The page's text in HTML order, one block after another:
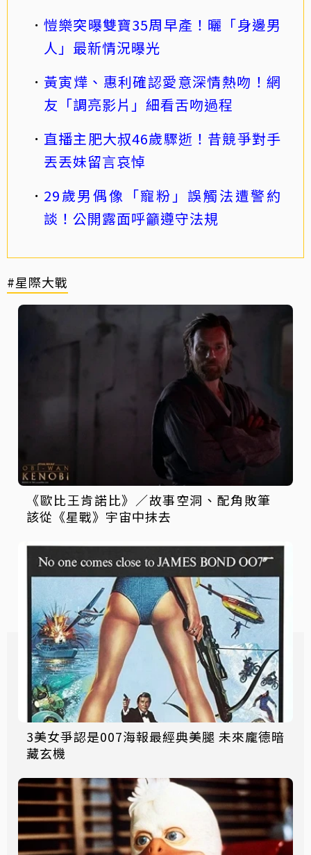
愷樂突曝雙寶35周早產！曬「身邊男
人」最新情況曝光
黃寅燁、惠利確認愛意深情熱吻！網
友「調亮影片」細看舌吻過程
直播主肥大叔46歲驟逝！昔競爭對手
丟丟妹留言哀悼
29歲男偶像「寵粉」誤觸法遭警約
談！公開露面呼籲遵守法規
#星際大戰
《歐比王肯諾比》／故事空洞、配角敗筆
該從《星戰》宇宙中抹去
3美女爭認是007海報最經典美腿 未來龐德暗
藏玄機